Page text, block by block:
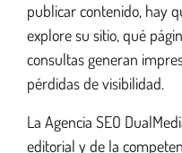
publicar contenido, hay
explore su sitio, qué
consultas generan
pérdidas de visibilidad.
La Agencia SEO
editorial y de la